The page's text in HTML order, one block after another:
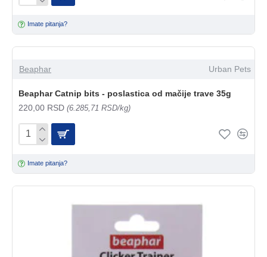
Imate pitanja?
Beaphar Urban Pets
Beaphar Catnip bits - poslastica od mačije trave 35g
220,00 RSD (6.285,71 RSD/kg)
Imate pitanja?